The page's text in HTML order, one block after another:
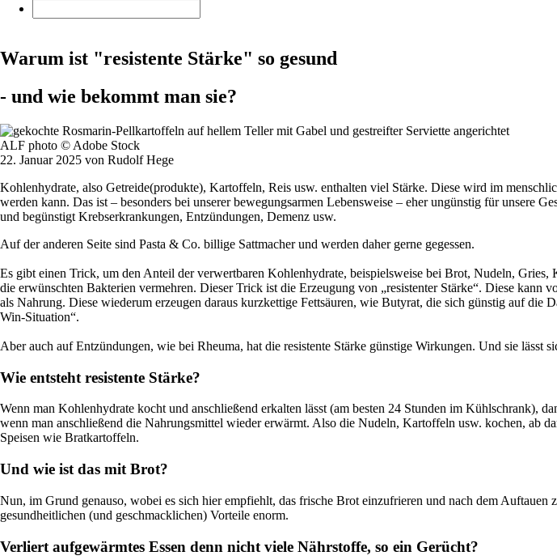
Warum ist "resistente Stärke" so gesund
- und wie bekommt man sie?
ALF photo © Adobe Stock
22. Januar 2025 von Rudolf Hege
Kohlenhydrate, also Getreide(produkte), Kartoffeln, Reis usw. enthalten viel Stärke. Diese wird im
werden kann. Das ist – besonders bei unserer bewegungsarmen Lebensweise – eher ungünstig für unsere
und begünstigt Krebserkrankungen, Entzündungen, Demenz usw.
Auf der anderen Seite sind Pasta & Co. billige Sattmacher und werden daher gerne gegessen.
Es gibt einen Trick, um den Anteil der verwertbaren Kohlenhydrate, beispielsweise bei Brot, Nudeln,
die erwünschten Bakterien vermehren. Dieser Trick ist die Erzeugung von „resistenter Stärke“. Diese
als Nahrung. Diese wiederum erzeugen daraus kurzkettige Fettsäuren, wie Butyrat, die sich günstig auf
Win-Situation“.
Aber auch auf Entzündungen, wie bei Rheuma, hat die resistente Stärke günstige Wirkungen. Und sie lässt
Wie entsteht resistente Stärke?
Wenn man Kohlenhydrate kocht und anschließend erkalten lässt (am besten 24 Stunden im Kühlschrank),
wenn man anschließend die Nahrungsmittel wieder erwärmt. Also die Nudeln, Kartoffeln usw. kochen, ab
Speisen wie Bratkartoffeln.
Und wie ist das mit Brot?
Nun, im Grund genauso, wobei es sich hier empfiehlt, das frische Brot einzufrieren und nach dem
gesundheitlichen (und geschmacklichen) Vorteile enorm.
Verliert aufgewärmtes Essen denn nicht viele Nährstoffe, so ein Gerücht?